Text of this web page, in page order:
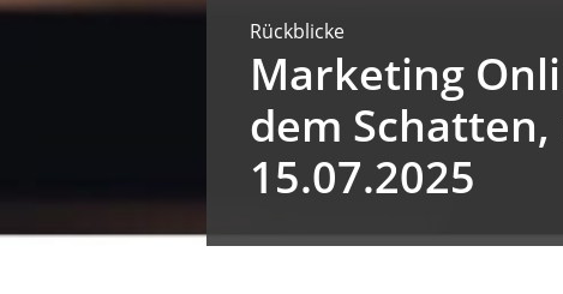
Rückblicke
Marketing
dem
15.07.2025